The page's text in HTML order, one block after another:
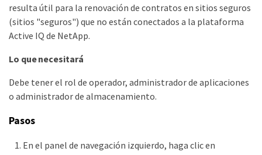
resulta útil para la renovación de contratos en sitios seguros
(sitios "seguros") que no están conectados a la plataforma
Active IQ de NetApp.
Lo que necesitará
Debe tener el rol de operador, administrador de aplicaciones
o administrador de almacenamiento.
Pasos
En el panel de navegación izquierdo, haga clic en